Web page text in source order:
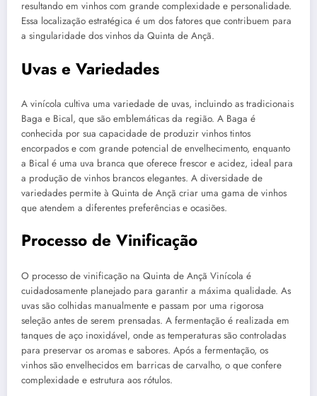
resultando em vinhos com grande complexidade e personalidade.
Essa localização estratégica é um dos fatores que contribuem para
a singularidade dos vinhos da Quinta de Ançã.
Uvas e Variedades
A vinícola cultiva uma variedade de uvas, incluindo as tradicionais
Baga e Bical, que são emblemáticas da região. A Baga é
conhecida por sua capacidade de produzir vinhos tintos
encorpados e com grande potencial de envelhecimento, enquanto
a Bical é uma uva branca que oferece frescor e acidez, ideal para
a produção de vinhos brancos elegantes. A diversidade de
variedades permite à Quinta de Ançã criar uma gama de vinhos
que atendem a diferentes preferências e ocasiões.
Processo de Vinificação
O processo de vinificação na Quinta de Ançã Vinícola é
cuidadosamente planejado para garantir a máxima qualidade. As
uvas são colhidas manualmente e passam por uma rigorosa
seleção antes de serem prensadas. A fermentação é realizada em
tanques de aço inoxidável, onde as temperaturas são controladas
para preservar os aromas e sabores. Após a fermentação, os
vinhos são envelhecidos em barricas de carvalho, o que confere
complexidade e estrutura aos rótulos.